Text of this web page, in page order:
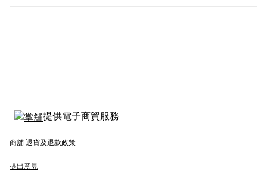
提供電子商貿服務
商舖 退貨及退款政策
提出意見